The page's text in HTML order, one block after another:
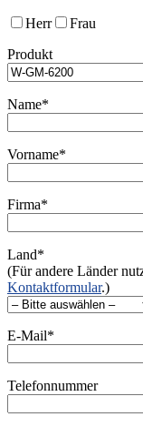
Herr
Frau
Produkt
Name*
Vorname*
Firma*
Land*
(Für andere Länder
Kontaktformular.)
E-Mail*
Telefonnummer